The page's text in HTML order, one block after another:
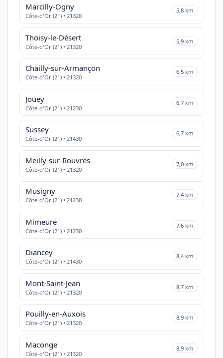
Marcilly-Ogny
Côte-d'Or (21) • 21320
5,8 km
Thoisy-le-Désert
Côte-d'Or (21) • 21320
5,9 km
Chailly-sur-Armançon
Côte-d'Or (21) • 21320
6,5 km
Jouey
Côte-d'Or (21) • 21230
6,7 km
Sussey
Côte-d'Or (21) • 21430
6,7 km
Meilly-sur-Rouvres
Côte-d'Or (21) • 21320
7,0 km
Musigny
Côte-d'Or (21) • 21230
7,4 km
Mimeure
Côte-d'Or (21) • 21230
7,6 km
Diancey
Côte-d'Or (21) • 21430
8,4 km
Mont-Saint-Jean
Côte-d'Or (21) • 21320
8,7 km
Pouilly-en-Auxois
Côte-d'Or (21) • 21320
8,9 km
Maconge
Côte-d'Or (21) • 21320
8,9 km